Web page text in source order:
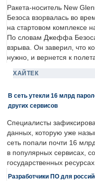
Ракета-носитель New
Безоса взорвалась во
на стартовом комплексе
По словам Джеффа
взрыва. Он заверил, что
нужно, и вернется к
ХАЙТЕК
В сеть утекли 16 млрд
других сервисов
Специалисты
данных, которую уже
сеть попали почти 16
в популярных сервисах,
государственных
Разработчики ПО для